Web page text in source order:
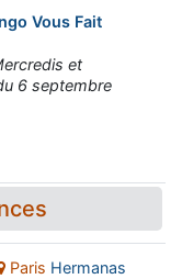
Vous Fait
et
6 septembre
Paris Hermanas